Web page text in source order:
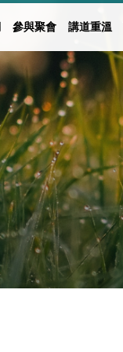
參與聚會 講道重溫